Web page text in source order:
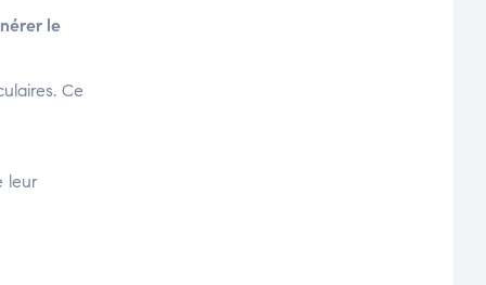
le
Ce
leur